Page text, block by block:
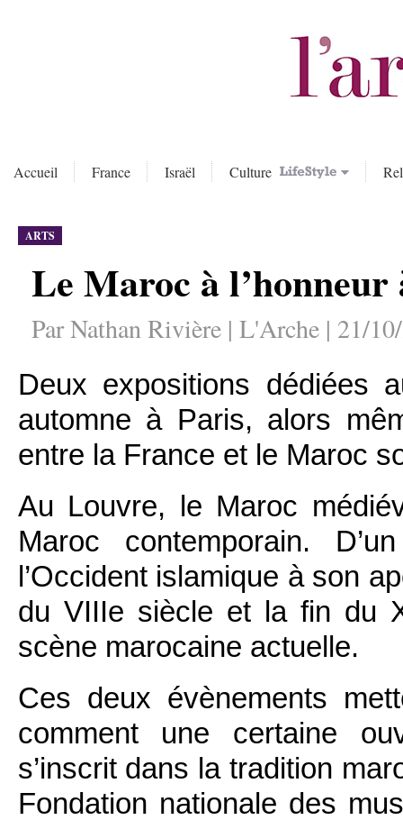
Accueil France Israël Culture
ARTS
Le Maroc à l’honneur
Par Nathan Rivière | L'Arche | 21/
Deux expositions dédiées
automne à Paris, alors
entre la France et le Maroc
Au Louvre, le Maroc
Maroc contemporain.
l’Occident islamique à son
du VIIIe siècle et la fin du
scène marocaine actuelle.
Ces deux évènements
comment une certaine
s’inscrit dans la tradition
Fondation nationale des